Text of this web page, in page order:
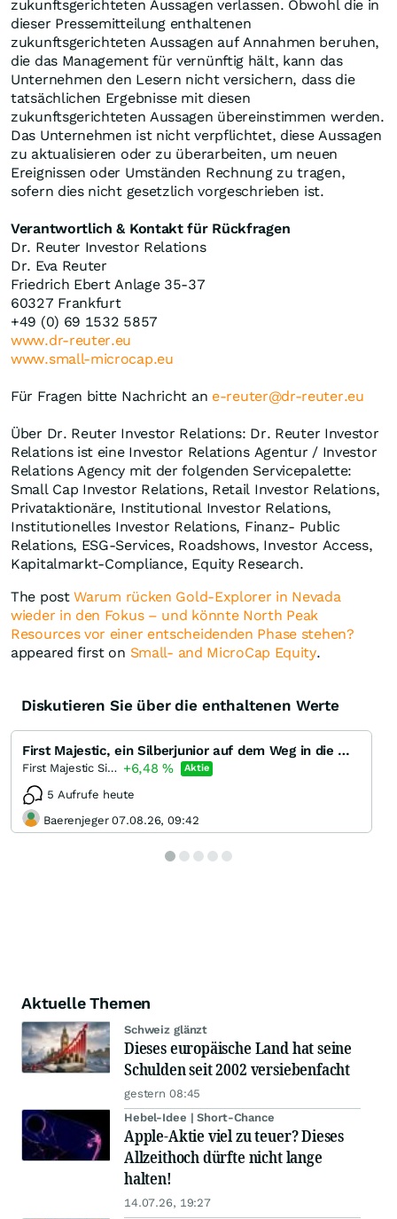
zukunftsgerichteten Aussagen verlassen. Obwohl die in
dieser Pressemitteilung enthaltenen
zukunftsgerichteten Aussagen auf Annahmen beruhen,
die das Management für vernünftig hält, kann das
Unternehmen den Lesern nicht versichern, dass die
tatsächlichen Ergebnisse mit diesen
zukunftsgerichteten Aussagen übereinstimmen werden.
Das Unternehmen ist nicht verpflichtet, diese Aussagen
zu aktualisieren oder zu überarbeiten, um neuen
Ereignissen oder Umständen Rechnung zu tragen,
sofern dies nicht gesetzlich vorgeschrieben ist.
Verantwortlich & Kontakt für Rückfragen
Dr. Reuter Investor Relations
Dr. Eva Reuter
Friedrich Ebert Anlage 35-37
60327 Frankfurt
+49 (0) 69 1532 5857
www.dr-reuter.eu
www.small-microcap.eu
Für Fragen bitte Nachricht an e-reuter@dr-reuter.eu
Über Dr. Reuter Investor Relations: Dr. Reuter Investor
Relations ist eine Investor Relations Agentur / Investor
Relations Agency mit der folgenden Servicepalette:
Small Cap Investor Relations, Retail Investor Relations,
Privataktionäre, Institutional Investor Relations,
Institutionelles Investor Relations, Finanz- Public
Relations, ESG-Services, Roadshows, Investor Access,
Kapitalmarkt-Compliance, Equity Research.
The postWarum rücken Gold-Explorer in Nevada
wieder in den Fokus – und könnte North Peak
Resources vor einer entscheidenden Phase stehen?
appeared first on Small- and MicroCap Equity.
Diskutieren Sie über die enthaltenen Werte
First Majestic, ein Silberjunior auf dem Weg in die Mittelklasse?
First Majestic Silver Corporation +6,48% Aktie
5 Aufrufe heute
Baerenjeger 07.08.26, 09:42
Aktuelle Themen
Schweiz glänzt
Dieses europäische Land hat seine
Schulden seit 2002 versiebenfacht
gestern 08:45
Hebel-Idee | Short-Chance
Apple-Aktie viel zu teuer? Dieses
Allzeithoch dürfte nicht lange
halten!
14.07.26, 19:27